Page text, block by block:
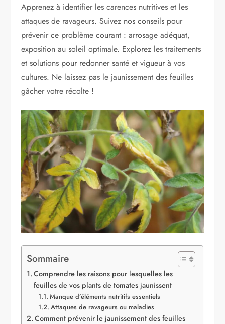
Apprenez à identifier les carences nutritives et les
attaques de ravageurs. Suivez nos conseils pour
prévenir ce problème courant : arrosage adéquat,
exposition au soleil optimale. Explorez les traitements
et solutions pour redonner santé et vigueur à vos
cultures. Ne laissez pas le jaunissement des feuilles
gâcher votre récolte !
Sommaire
Comprendre les raisons pour lesquelles les
feuilles de vos plants de tomates jaunissent
Manque d’éléments nutritifs essentiels
Attaques de ravageurs ou maladies
Comment prévenir le jaunissement des feuilles